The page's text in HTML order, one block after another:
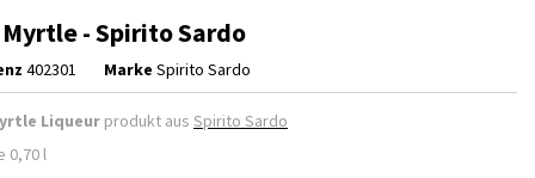
Myrtle - Spirito Sardo
402301 Marke Spirito Sardo
Liqueur produkt aus Spirito Sardo
0,70 l